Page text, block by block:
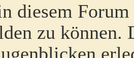
diesem
zu